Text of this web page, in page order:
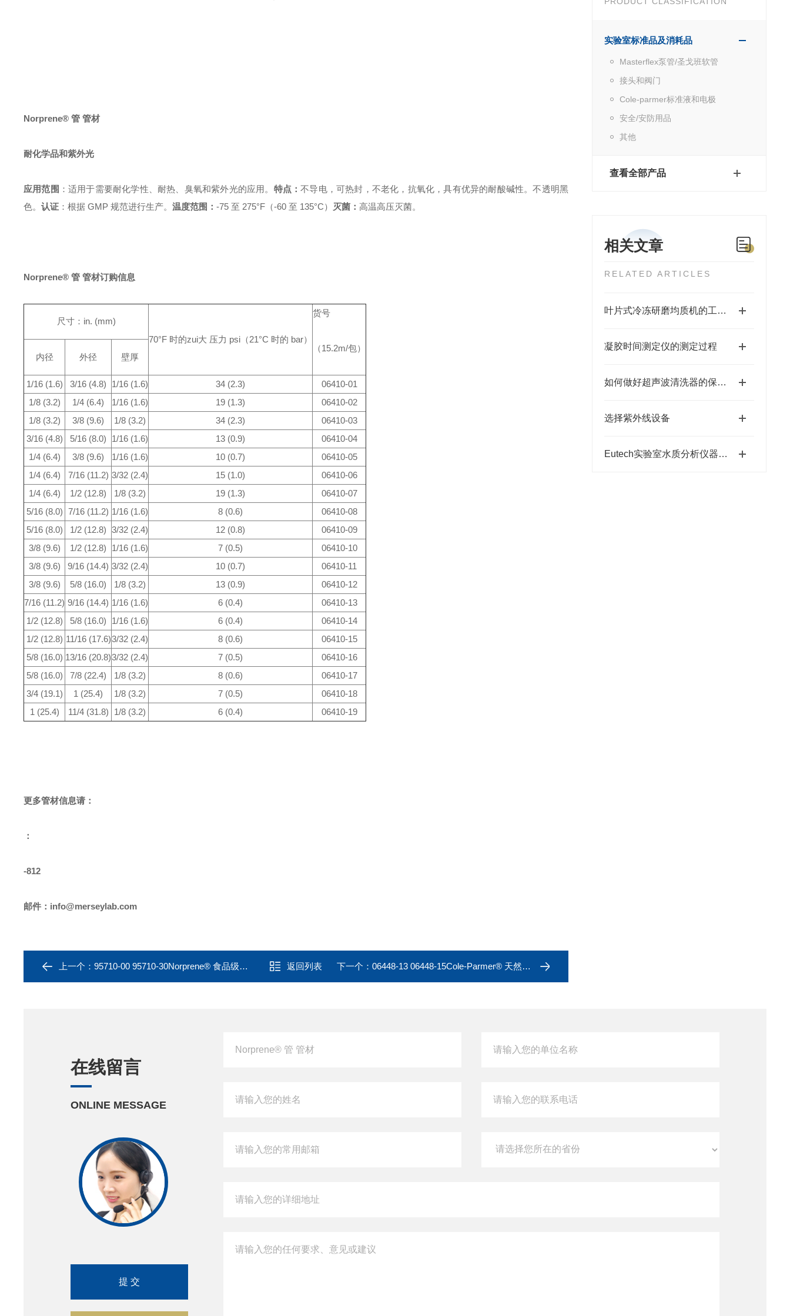
实验室标准品及消耗品
Masterflex泵管/圣戈班软管
接头和阀门
Cole-parmer标准液和电极
安全/安防用品
其他
查看全部产品
相关文章
RELATED ARTICLES
叶片式冷冻研磨均质机的工艺原理
凝胶时间测定仪的测定过程
如何做好超声波清洗器的保养工作
选择紫外线设备
Eutech实验室水质分析仪器在养殖业的发展
Norprene® 管 管材
耐化学品和紫外光
应用范围 ：适用于需要耐化学性、耐热、臭氧和紫外光的应用。 特点：不导电，可热封，不老化，抗氧化，具有优异的耐酸碱性。不透明黑
色。 认证 ：根据 GMP 规范进行生产。 温度范围： -75 至 275°F（-60 至 135°C） 灭菌： 高温高压灭菌。
Norprene® 管 管材订购信息
尺寸：in. (mm)
70°F 时的zui大 压力 psi （21°C 时的 bar）
货号
（15.2m/包）
内径
外径 壁厚
1/16 (1.6) 3/16 (4.8) 1/16 (1.6) 34 (2.3)
06410-01
1/8 (3.2)
1/4 (6.4) 1/16 (1.6) 19 (1.3)
06410-02
1/8 (3.2)
3/8 (9.6) 1/8 (3.2) 34 (2.3)
06410-03
3/16 (4.8)
5/16 (8.0) 1/16 (1.6) 13 (0.9)
06410-04
1/4 (6.4)
3/8 (9.6) 1/16 (1.6) 10 (0.7)
06410-05
1/4 (6.4)
7/16 (11.2) 3/32 (2.4) 15 (1.0)
06410-06
1/4 (6.4)
1/2 (12.8) 1/8 (3.2) 19 (1.3)
06410-07
5/16 (8.0) 7/16 (11.2) 1/16 (1.6) 8 (0.6)
06410-08
5/16 (8.0)
1/2 (12.8) 3/32 (2.4) 12 (0.8)
06410-09
3/8 (9.6)
1/2 (12.8) 1/16 (1.6) 7 (0.5)
06410-10
3/8 (9.6)
9/16 (14.4) 3/32 (2.4) 10 (0.7)
06410-11
3/8 (9.6)
5/8 (16.0) 1/8 (3.2) 13 (0.9)
06410-12
7/16 (11.2) 9/16 (14.4) 1/16 (1.6) 6 (0.4)
06410-13
1/2 (12.8)
5/8 (16.0) 1/16 (1.6) 6 (0.4)
06410-14
1/2 (12.8) 11/16 (17.6)3/32 (2.4) 8 (0.6)
06410-15
5/8 (16.0) 13/16 (20.8)3/32 (2.4) 7 (0.5)
06410-16
5/8 (16.0)
7/8 (22.4) 1/8 (3.2) 8 (0.6)
06410-17
3/4 (19.1)
1 (25.4) 1/8 (3.2) 7 (0.5)
06410-18
1 (25.4)
11/4 (31.8) 1/8 (3.2) 6 (0.4) 06410-19
更多管材信息请：
：
-812
邮件： info@merseylab.com
上一个： 95710-00 95710-30Norprene® 食品级管 管材 返回列表 下一个： 06448-13 06448-15Cole-Parmer® 天然橡胶管 管材
在线留言
ONLINE MESSAGE